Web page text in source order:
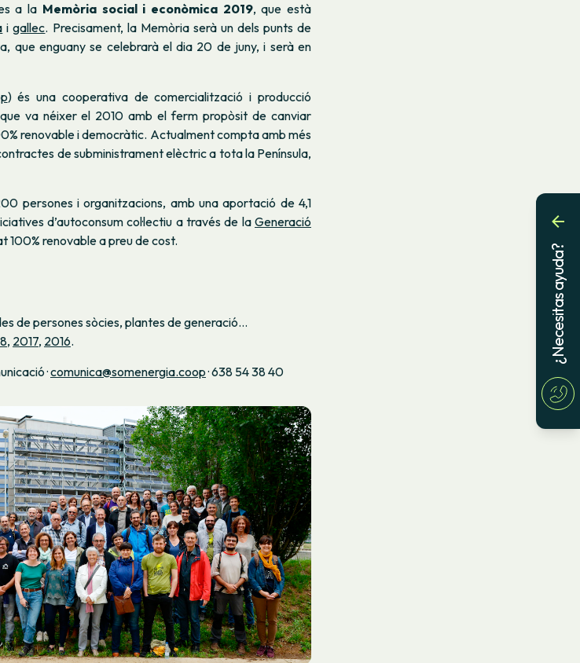
a la Memòria social i econòmica 2019, que està
igallec. Precisament, la Memòria serà un dels punts de
que enguany se celebrarà el dia 20 de juny, i serà en
) és una cooperativa de comercialització i producció
va néixer el 2010 amb el ferm propòsit de canviar
renovable i democràtic. Actualment compta amb més
de subministrament elèctric a tota la Península,
persones i organitzacions, amb una aportació de 4,1
d’autoconsum col·lectiu a través de la Generació
renovable a preu de cost.
de persones sòcies, plantes de generació…
, 2017, 2016.
·comunica@somenergia.coop· 638 54 38 40
¿Necesitas ayuda?